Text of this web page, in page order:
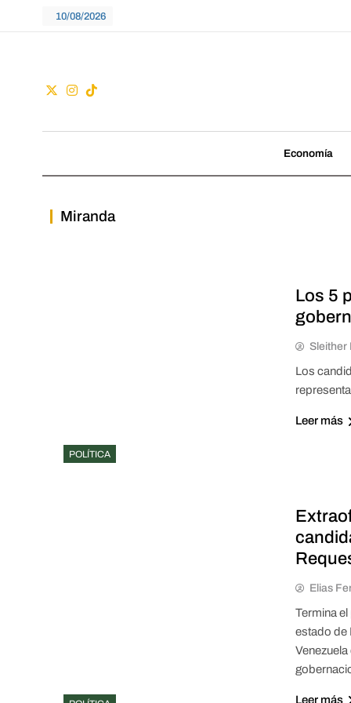
10/08/2026
Economía
Miranda
POLÍTICA
Los 5
Sleither
Los
Leer más
Elias
Termina
estado de
Leer más